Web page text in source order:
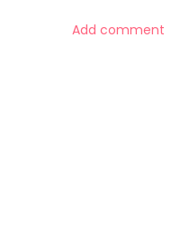
Add comment